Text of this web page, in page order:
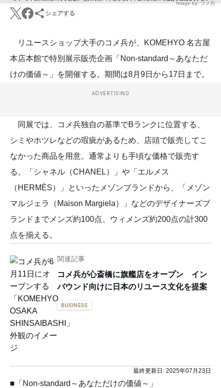
Image by: コメ兵
シェアする
リユースショップ大手のコメ兵が、KOMEHYO 名古屋
本店本館で特別展示販売企画「Non-standard～あなただ
けの価値～」を開催する。期間は8月9日から17日まで。
ADVERTISING
同展では、コメ兵独自の基準でBランクに位置する、
シミやホツレなどの瑕疵があるため、店頭で販売してこ
なかった商品を用意。通常よりも手頃な価格で販売す
る。「シャネル（CHANEL）」や「エルメス
（HERMÈS）」といったメゾンブランドから、「メゾン
マルジェラ（Maison Margiela）」などのデザイナーズブ
ランドまでメンズ約100点、ウィメンズ約200点の計300
点を揃える。
関連記事
コメ兵が心斎橋に旗艦店をオープン イン
バウンド向けに日本のリユース文化を提案
BUSINESS
最終更新日: 2025年07月23日
■「Non-standard～あなただけの価値～」